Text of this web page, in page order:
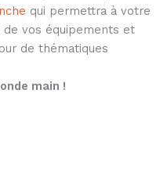
qui permettra à votre
vos équipements et
de thématiques
main !